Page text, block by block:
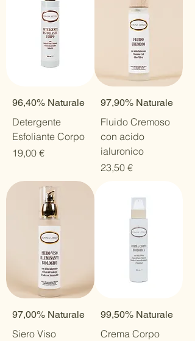
96,40% Naturale
Detergente
Esfoliante Corpo
Prezzo
19,00 €
97,90% Naturale
Fluido Cremoso
con acido
ialuronico
Prezzo
23,50 €
97,00% Naturale
Siero Viso
99,50% Naturale
Crema Corpo